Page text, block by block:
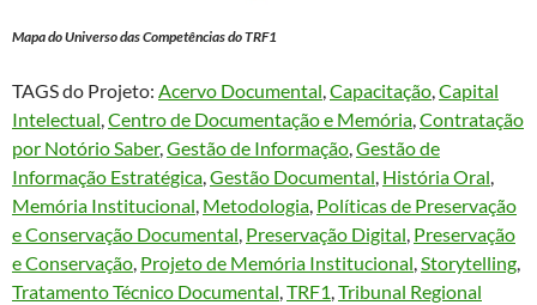
Mapa do Universo das Competências do TRF1
TAGS do Projeto: Acervo Documental, Capacitação, Capital
Intelectual, Centro de Documentação e Memória, Contratação
por Notório Saber, Gestão de Informação, Gestão de
Informação Estratégica, Gestão Documental, História Oral
Memória Institucional, Metodologia, Políticas de Preservação
e Conservação Documental, Preservação Digital, Preservação
e Conservação, Projeto de Memória Institucional, Storytelling
Tratamento Técnico Documental, TRF1, Tribunal Regional